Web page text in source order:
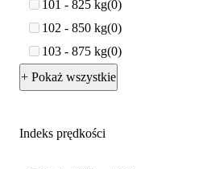
101 - 825 kg 0
102 - 850 kg 0
103 - 875 kg 0
+ Pokaż wszystkie
Indeks prędkości